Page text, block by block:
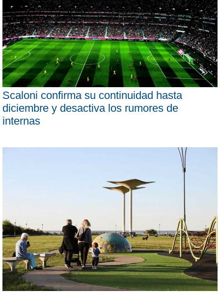
Scaloni confirma su continuidad hasta
diciembre y desactiva los rumores de
internas